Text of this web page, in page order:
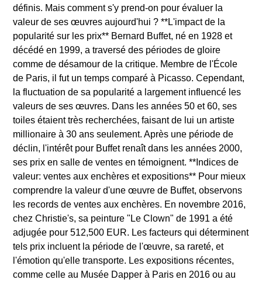
définis. Mais comment s'y prend-on pour évaluer la
valeur de ses œuvres aujourd'hui ? **L'impact de la
popularité sur les prix** Bernard Buffet, né en 1928 et
décédé en 1999, a traversé des périodes de gloire
comme de désamour de la critique. Membre de l'École
de Paris, il fut un temps comparé à Picasso. Cependant,
la fluctuation de sa popularité a largement influencé les
valeurs de ses œuvres. Dans les années 50 et 60, ses
toiles étaient très recherchées, faisant de lui un artiste
millionaire à 30 ans seulement. Après une période de
déclin, l'intérêt pour Buffet renaît dans les années 2000,
ses prix en salle de ventes en témoignent. **Indices de
valeur: ventes aux enchères et expositions** Pour mieux
comprendre la valeur d'une œuvre de Buffet, observons
les records de ventes aux enchères. En novembre 2016,
chez Christie's, sa peinture "Le Clown" de 1991 a été
adjugée pour 512,500 EUR. Les facteurs qui déterminent
tels prix incluent la période de l'œuvre, sa rareté, et
l'émotion qu'elle transporte. Les expositions récentes,
comme celle au Musée Dapper à Paris en 2016 ou au